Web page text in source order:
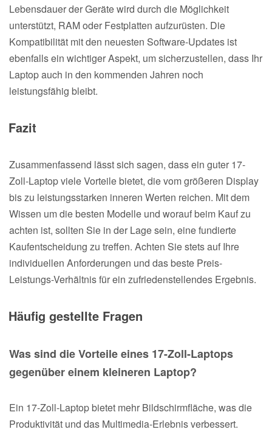
Lebensdauer der Geräte wird durch die Möglichkeit
unterstützt, RAM oder Festplatten aufzurüsten. Die
Kompatibilität mit den neuesten Software-Updates ist
ebenfalls ein wichtiger Aspekt, um sicherzustellen, dass Ihr
Laptop auch in den kommenden Jahren noch
leistungsfähig bleibt.
Fazit
Zusammenfassend lässt sich sagen, dass ein guter 17-
Zoll-Laptop viele Vorteile bietet, die vom größeren Display
bis zu leistungsstarken inneren Werten reichen. Mit dem
Wissen um die besten Modelle und worauf beim Kauf zu
achten ist, sollten Sie in der Lage sein, eine fundierte
Kaufentscheidung zu treffen. Achten Sie stets auf Ihre
individuellen Anforderungen und das beste Preis-
Leistungs-Verhältnis für ein zufriedenstellendes Ergebnis.
Häufig gestellte Fragen
Was sind die Vorteile eines 17-Zoll-Laptops
gegenüber einem kleineren Laptop?
Ein 17-Zoll-Laptop bietet mehr Bildschirmfläche, was die
Produktivität und das Multimedia-Erlebnis verbessert.